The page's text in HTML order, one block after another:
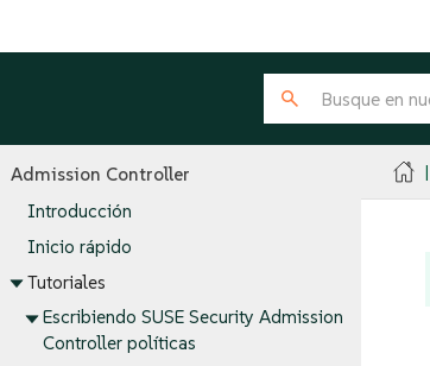
Admission Controller
Introducción
Inicio rápido
Tutoriales
Escribiendo SUSE Security Admission
Controller políticas